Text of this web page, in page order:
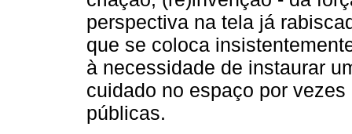
perspectiva na tela já
que se coloca
à necessidade de instaurar
cuidado no espaço por
públicas.